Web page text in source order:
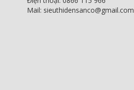
Mail: sieuthidensanco@gmail.com